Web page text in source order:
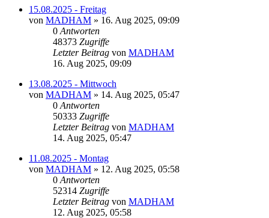
15.08.2025 - Freitag
von MADHAM » 16. Aug 2025, 09:09
0 Antworten
48373 Zugriffe
Letzter Beitrag von MADHAM
16. Aug 2025, 09:09
13.08.2025 - Mittwoch
von MADHAM » 14. Aug 2025, 05:47
0 Antworten
50333 Zugriffe
Letzter Beitrag von MADHAM
14. Aug 2025, 05:47
11.08.2025 - Montag
von MADHAM » 12. Aug 2025, 05:58
0 Antworten
52314 Zugriffe
Letzter Beitrag von MADHAM
12. Aug 2025, 05:58